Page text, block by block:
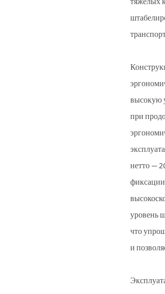
высокую
при
нетто —
уровень
что
и